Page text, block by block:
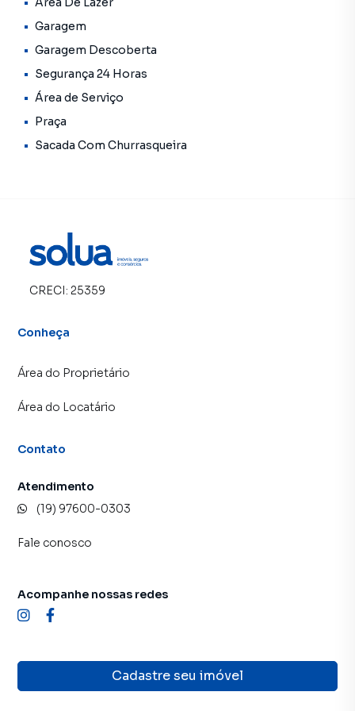
Garagem
Garagem Descoberta
Segurança 24 Horas
Área de Serviço
Praça
Sacada Com Churrasqueira
CRECI: 25359
Conheça
Área do Proprietário
Área do Locatário
Contato
Atendimento
(19) 97600-0303
Fale conosco
Cadastre seu imóvel
Acompanhe nossas redes